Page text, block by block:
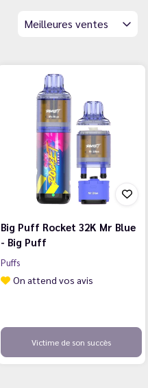
Meilleures ventes
Big Puff Rocket 32K Mr Blue
- Big Puff
Puffs
On attend vos avis
Victime de son succès